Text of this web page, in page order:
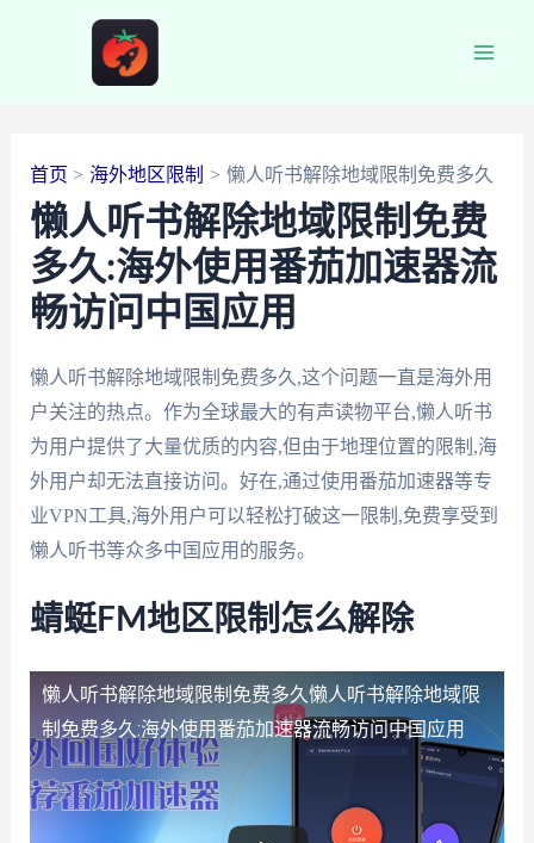
首页 海外地区限制 懒人听书解除地域限制免费多久
懒人听书解除地域限制免费
多久:海外使用番茄加速器流
畅访问中国应用
懒人听书解除地域限制免费多久,这个问题一直是海外用
户关注的热点。作为全球最大的有声读物平台,懒人听书
为用户提供了大量优质的内容,但由于地理位置的限制,海
外用户却无法直接访问。好在,通过使用番茄加速器等专
业VPN工具,海外用户可以轻松打破这一限制,免费享受到
懒人听书等众多中国应用的服务。
蜻蜓FM地区限制怎么解除
懒人听书解除地域限制免费多久懒人听书解除地域限
制免费多久:海外使用番茄加速器流畅访问中国应用